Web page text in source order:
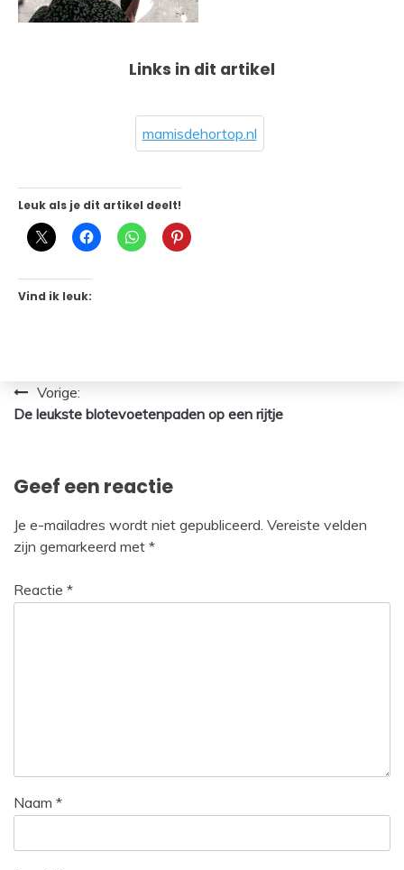
Links in dit artikel
mamisdehortop.nl
Leuk als je dit artikel deelt!
Vind ik leuk:
Bericht
navigatie
Vorige:
De leukste blotevoetenpaden op een rijtje
Geef een reactie
Je e-mailadres wordt niet gepubliceerd. Vereiste velden
zijn gemarkeerd met *
Reactie *
Naam *